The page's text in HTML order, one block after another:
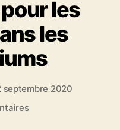
les
les
septembre 2020
sur